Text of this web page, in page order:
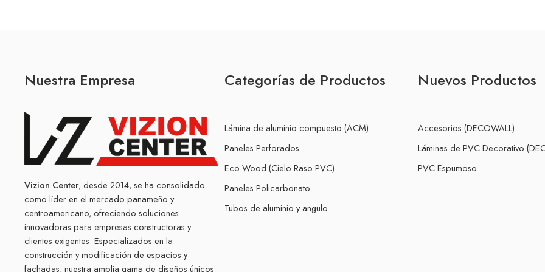
Nuestra Empresa
Vizion Center, desde 2014, se ha consolidado
como líder en el mercado panameño y
centroamericano, ofreciendo soluciones
innovadoras para empresas constructoras y
clientes exigentes. Especializados en la
construcción y modificación de espacios y
fachadas, nuestra amplia gama de diseños únicos
Categorías de Productos
Lámina de aluminio compuesto (ACM)
Paneles Perforados
Eco Wood (Cielo Raso PVC)
Paneles Policarbonato
Tubos de aluminio y angulo
Nuevos Productos
Accesorios (DECOWALL)
Láminas de PVC Decorativo
PVC Espumoso